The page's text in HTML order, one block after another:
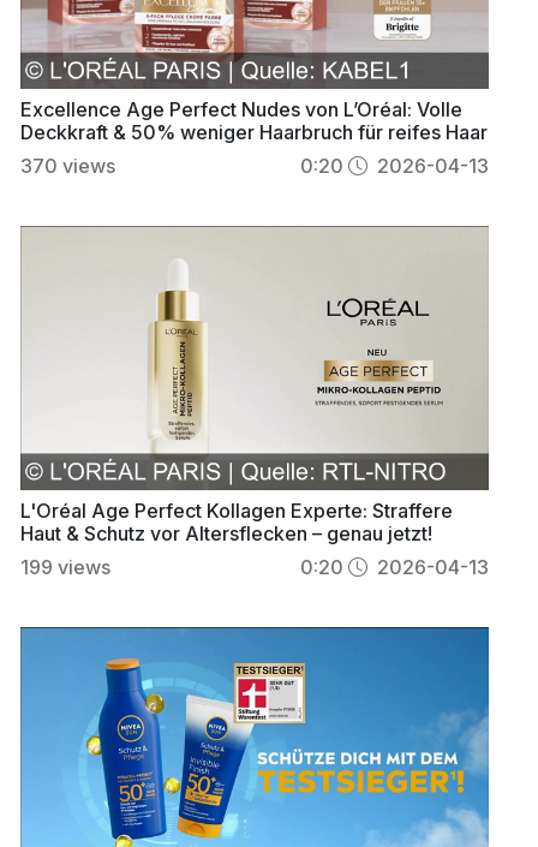
Excellence Age Perfect Nudes von L’Oréal: Volle
Deckkraft & 50% weniger Haarbruch für reifes Haar
370 views 0:20 2026-04-13
L'Oréal Age Perfect Kollagen Experte: Straffere
Haut & Schutz vor Altersflecken – genau jetzt!
199 views 0:20 2026-04-13